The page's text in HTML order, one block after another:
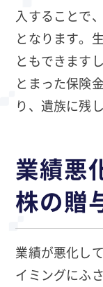
入することで
となります。
ともできます
とまった保険
り、遺族に残
業績悪
株の贈
業績が悪化し
イミングにふ